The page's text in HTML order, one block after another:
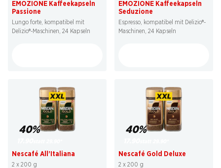
EMOZIONE Kaffeekapseln
Passione
Lungo forte, kompatibel mit
Delizio®-Maschinen, 24 Kapseln
EMOZIONE Kaffeekapseln
Seduzione
Espresso, kompatibel mit Delizio®-
Maschinen, 24 Kapseln
40%
Nescafé All’Italiana
2 x 200 g
40%
Nescafé Gold Deluxe
2 x 200 g